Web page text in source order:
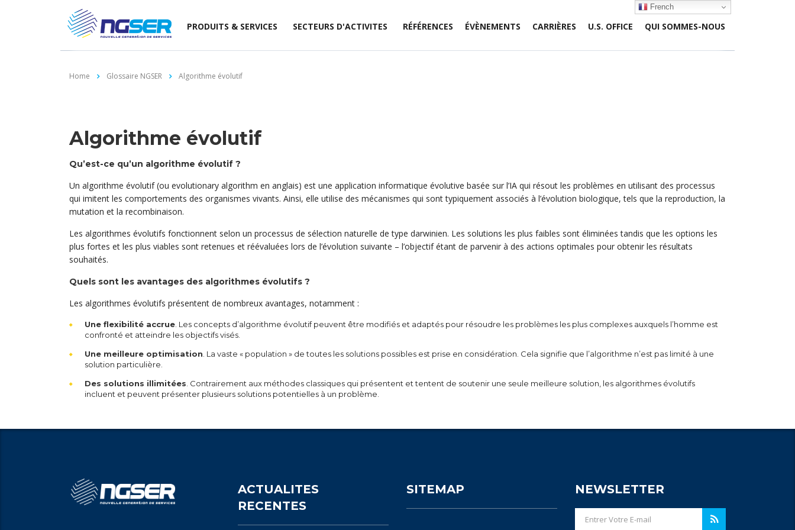
PRODUITS & SERVICES SECTEURS D'ACTIVITES RÉFÉRENCES ÉVÈNEMENTS CARRIÈRES U.S. OFFICE QUI SOMMES-NOUS
Home Glossaire NGSER Algorithme évolutif
Algorithme évolutif
Qu’est-ce qu’un algorithme évolutif ?
Un algorithme évolutif (ou evolutionary algorithm en anglais) est une application informatique évolutive basée sur l’IA qui résout les problèmes en utilisant des processus
qui imitent les comportements des organismes vivants. Ainsi, elle utilise des mécanismes qui sont typiquement associés à l’évolution biologique, tels que la reproduction, la
mutation et la recombinaison.
Les algorithmes évolutifs fonctionnent selon un processus de sélection naturelle de type darwinien. Les solutions les plus faibles sont éliminées tandis que les options les
plus fortes et les plus viables sont retenues et réévaluées lors de l’évolution suivante – l’objectif étant de parvenir à des actions optimales pour obtenir les résultats
souhaités.
Quels sont les avantages des algorithmes évolutifs ?
Les algorithmes évolutifs présentent de nombreux avantages, notamment :
Une flexibilité accrue . Les concepts d’algorithme évolutif peuvent être modifiés et adaptés pour résoudre les problèmes les plus complexes auxquels l’homme est
confronté et atteindre les objectifs visés.
Une meilleure optimisation . La vaste « population » de toutes les solutions possibles est prise en considération. Cela signifie que l’algorithme n’est pas limité à une
solution particulière.
Des solutions illimitées . Contrairement aux méthodes classiques qui présentent et tentent de soutenir une seule meilleure solution, les algorithmes évolutifs
incluent et peuvent présenter plusieurs solutions potentielles à un problème.
ACTUALITES
RECENTES
SITEMAP NEWSLETTER
French